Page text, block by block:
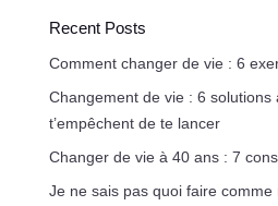
Recent Posts
Comment changer de vie : 6
Changement de vie : 6 solutions
t’empêchent de te lancer
Changer de vie à 40 ans : 7
Je ne sais pas quoi faire comme